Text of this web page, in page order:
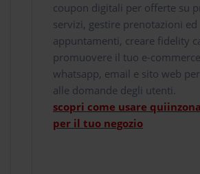
coupon digitali per offerte su
servizi, gestire prenotazioni ed
appuntamenti, creare fidelity
promuovere il tuo e-
whatsapp, email e sito web
alle domande degli utenti.
scopri come usare
per il tuo negozio